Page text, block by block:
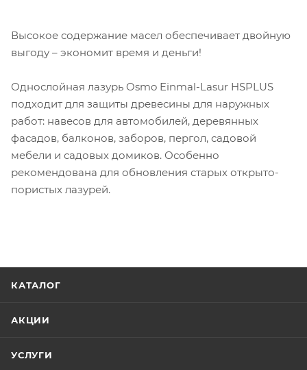
Высокое содержание масел обеспечивает двойную
выгоду – экономит время и деньги!
Однослойная лазурь Osmo Einmal-Lasur HSPLUS
подходит для защиты древесины для наружных
работ: навесов для автомобилей, деревянных
фасадов, балконов, заборов, пергол, садовой
мебели и садовых домиков. Особенно
рекомендована для обновления старых открыто-
пористых лазурей.
КАТАЛОГ
АКЦИИ
УСЛУГИ